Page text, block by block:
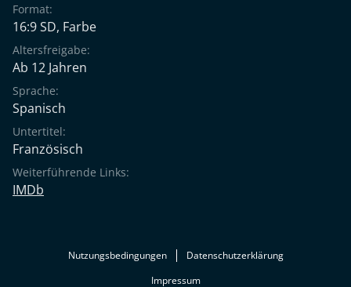
Format:
16:9 SD, Farbe
Altersfreigabe:
Ab 12 Jahren
Sprache:
Spanisch
Untertitel:
Französisch
Weiterführende Links:
IMDb
Nutzungsbedingungen
Datenschutzerklärung
Impressum